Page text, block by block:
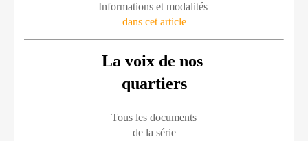
Informations et modalités
dans cet article
La voix de nos
quartiers
Tous les documents
de la série